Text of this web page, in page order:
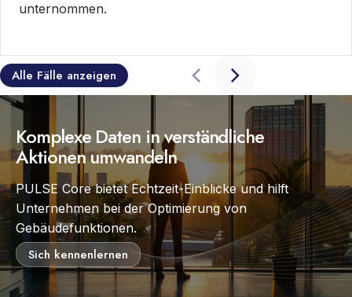
unternommen.
Alle Fälle anzeigen
Komplexe Daten in verständliche
Aktionen umwandeln
PULSE Core bietet Echtzeit-Einblicke und hilft
Unternehmen bei der Optimierung von
Gebäudefunktionen.
Sich kennenlernen